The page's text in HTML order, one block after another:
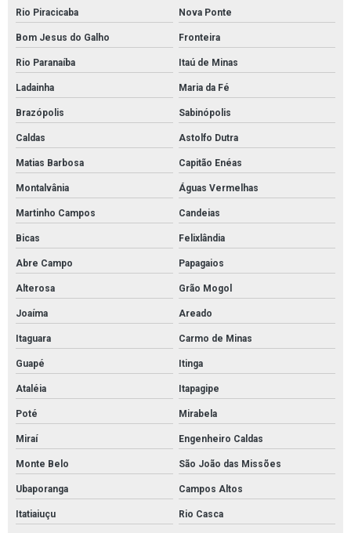
Rio Piracicaba Nova Ponte
Bom Jesus do Galho Fronteira
Rio Paranaíba Itaú de Minas
Ladainha Maria da Fé
Brazópolis Sabinópolis
Caldas Astolfo Dutra
Matias Barbosa Capitão Enéas
Montalvânia Águas Vermelhas
Martinho Campos Candeias
Bicas Felixlândia
Abre Campo Papagaios
Alterosa Grão Mogol
Joaíma Areado
Itaguara Carmo de Minas
Guapé Itinga
Ataléia Itapagipe
Poté Mirabela
Miraí Engenheiro Caldas
Monte Belo São João das Missões
Ubaporanga Campos Altos
Itatiaiuçu Rio Casca